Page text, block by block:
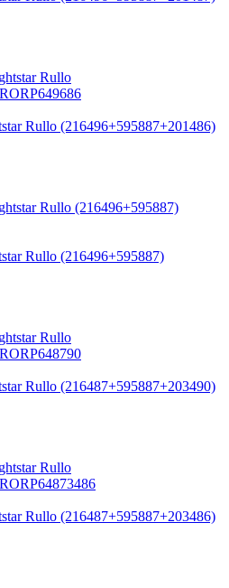
Rullo (216496+595887+201486)
Rullo (216496+595887)
Rullo (216487+595887+203490)
Rullo (216487+595887+203486)